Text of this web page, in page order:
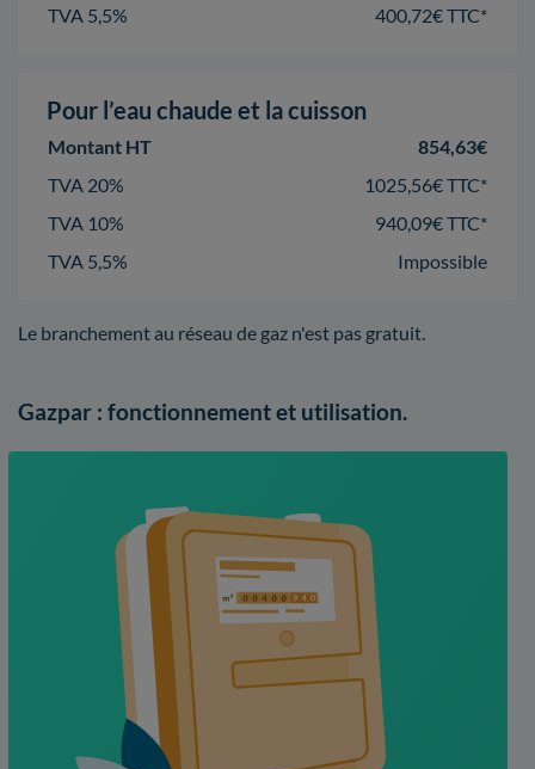
TVA 5,5%
400,72€ TTC*
Pour l’eau chaude et la cuisson
Montant HT
854,63€
TVA 20%
1025,56€ TTC*
TVA 10%
940,09€ TTC*
TVA 5,5%
Impossible
Le branchement au réseau de gaz n'est pas gratuit.
Gazpar : fonctionnement et utilisation.